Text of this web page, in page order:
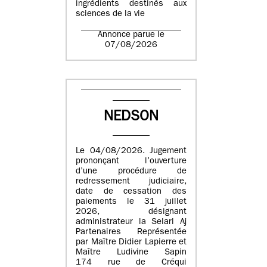
ingrédients destinés aux
sciences de la vie
Annonce parue le
07/08/2026
NEDSON
Le 04/08/2026. Jugement
prononçant l’ouverture
d’une procédure de
redressement judiciaire,
date de cessation des
paiements le 31 juillet
2026, désignant
administrateur la Selarl Aj
Partenaires Représentée
par Maître Didier Lapierre et
Maître Ludivine Sapin
174 rue de Créqui